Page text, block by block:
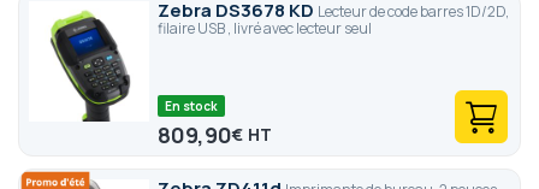
Zebra DS3678 KD Lecteur de code barres 1D/2D,
filaire USB , livré avec lecteur seul
En stock
809,90€